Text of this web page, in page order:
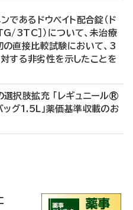
であるドウベイト配合錠（ド
3TC］）について、未治療
直接比較試験において、3
る非劣性を示したことを
択肢拡充 「レギュニール®
グ1.5L」薬価基準収載のお